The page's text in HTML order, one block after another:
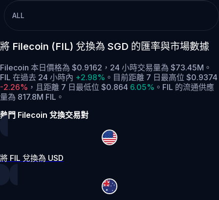
ALL
將 Filecoin (FIL) 兌換為 SGD 的匯率與市場數據
Filecoin 本日價格為 $0.9162，24 小時交易量為 $73.45M。
FIL 在過去 24 小時內 +2.98% 。 目前距離 7 日最高位 $0.9374
-2.26% ， 且距離 7 日最低位 $0.864 6.05% 。 FIL 的流通供應
量為 817.8M FIL。
熱門 Filecoin 兌換交易對
將 FIL 兌換為 USD